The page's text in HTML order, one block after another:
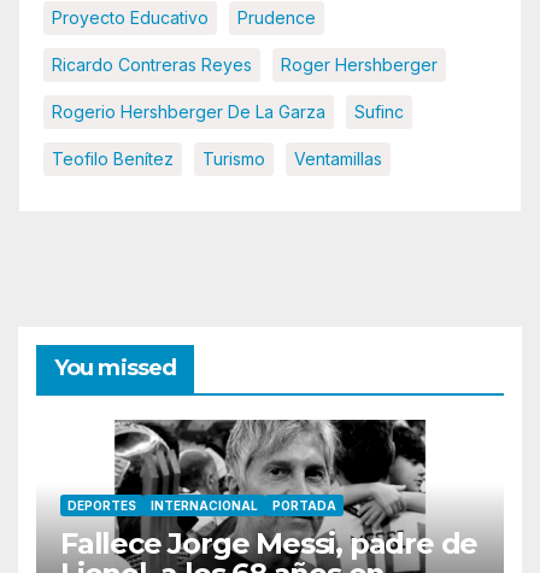
Proyecto Educativo Prudence
Ricardo Contreras Reyes Roger Hershberger
Rogerio Hershberger De La Garza Sufinc
Teofilo Benítez Turismo Ventamillas
You missed
DEPORTES INTERNACIONAL PORTADA
Fallece Jorge Messi, padre de